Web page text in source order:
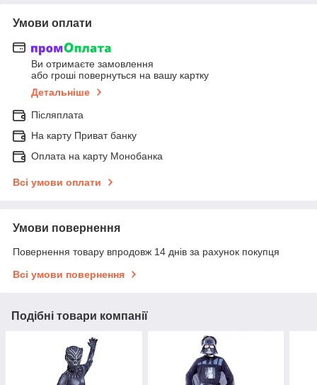
Умови оплати
Ви отримаєте замовлення
або гроші повернуться на вашу картку
Детальніше
Післяплата
На карту Приват банку
Оплата на карту Монобанка
Всі умови оплати
Умови повернення
Повернення товару впродовж 14 днів за рахунок покупця
Всі умови повернення
Подібні товари компанії